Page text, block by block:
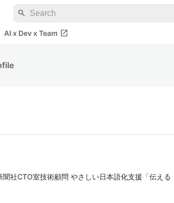
search
AI x Dev x Team open_in_new
社CTO室技術顧問 やさしい日本語化支援「伝える